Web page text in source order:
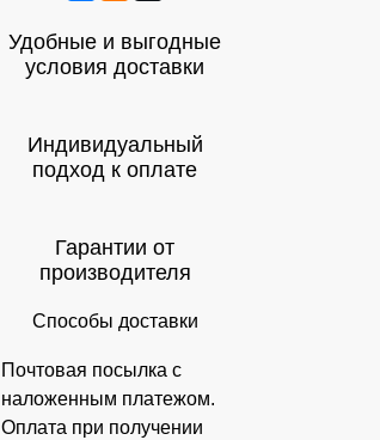
Удобные и выгодные
условия доставки
Индивидуальный
подход к оплате
Гарантии от
производителя
Способы доставки
Почтовая посылка с
наложенным платежом.
Оплата при получении